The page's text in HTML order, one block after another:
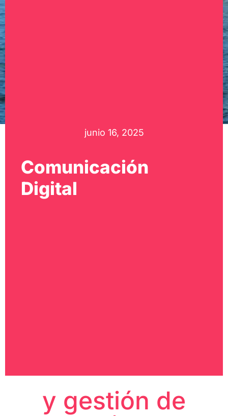
junio 16, 2025
Comunicación
Digital
y gestión de